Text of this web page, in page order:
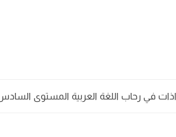
في رحاب اللغة العربية المستوى